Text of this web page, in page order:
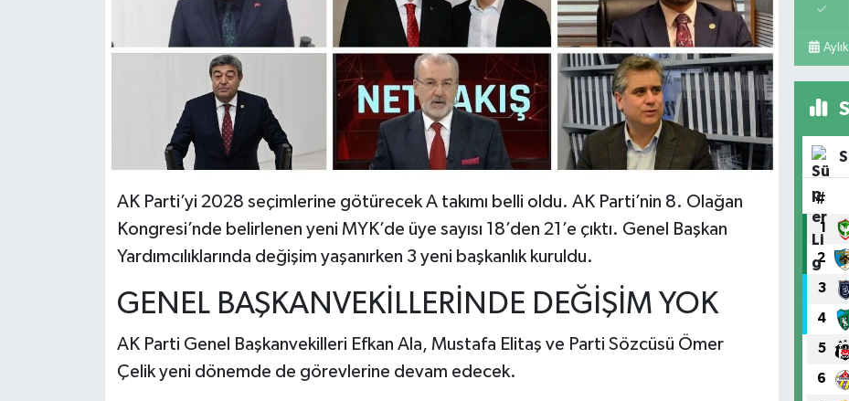
AK Parti’yi 2028 seçimlerine götürecek A takımı belli oldu. AK Parti’nin 8. Olağan
Kongresi’nde belirlenen yeni MYK’de üye sayısı 18’den 21’e çıktı. Genel Başkan
Yardımcılıklarında değişim yaşanırken 3 yeni başkanlık kuruldu.
GENEL BAŞKANVEKİLLERİNDE DEĞİŞİM YOK
AK Parti Genel Başkanvekilleri Efkan Ala, Mustafa Elitaş ve Parti Sözcüsü Ömer
Çelik yeni dönemde de görevlerine devam edecek.
#
1
2
3
4
5
6